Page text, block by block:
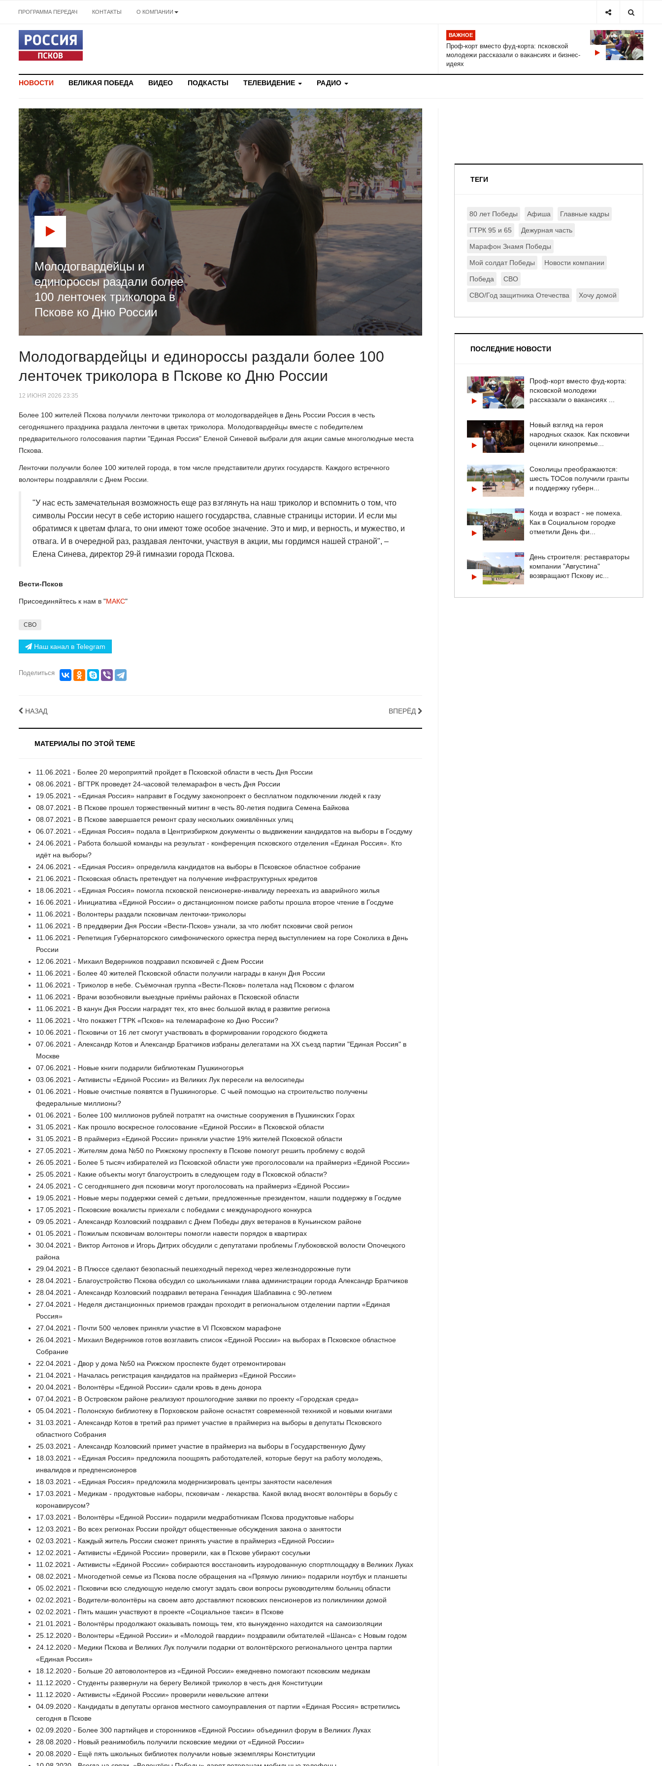
ПРОГРАММА ПЕРЕДАЧ КОНТАКТЫ О КОМПАНИИ
ВАЖНОЕ
Проф-корт вместо фуд-корта: псковской
молодежи рассказали о вакансиях и бизнес-
идеях
НОВОСТИ ВЕЛИКАЯ ПОБЕДА ВИДЕО ПОДКАСТЫ ТЕЛЕВИДЕНИЕ РАДИО
Молодогвардейцы и
единороссы раздали более
100 ленточек триколора в
Пскове ко Дню России
Молодогвардейцы и единороссы раздали более 100
ленточек триколора в Пскове ко Дню России
12 ИЮНЯ 2026 23:35
Более 100 жителей Пскова получили ленточки триколора от молодогвардейцев в День России Россия в честь
сегодняшнего праздника раздала ленточки в цветах триколора. Молодогвардейцы вместе с победителем
предварительного голосования партии "Единая Россия" Еленой Синевой выбрали для акции самые многолюдные места
Пскова.
Ленточки получили более 100 жителей города, в том числе представители других государств. Каждого встречного
волонтеры поздравляли с Днем России.
"У нас есть замечательная возможность еще раз взглянуть на наш триколор и вспомнить о том, что
символы России несут в себе историю нашего государства, славные страницы истории. И если мы
обратимся к цветам флага, то они имеют тоже особое значение. Это и мир, и верность, и мужество, и
отвага. И в очередной раз, раздавая ленточки, участвуя в акции, мы гордимся нашей страной", –
Елена Синева, директор 29-й гимназии города Пскова.
Вести-Псков
Присоединяйтесь к нам в "МАКС"
СВО
Наш канал в Telegram
Поделиться
НАЗАД ВПЕРЁД
МАТЕРИАЛЫ ПО ЭТОЙ ТЕМЕ
11.06.2021 - Более 20 мероприятий пройдет в Псковской области в честь Дня России
08.06.2021 - ВГТРК проведет 24-часовой телемарафон в честь Дня России
19.05.2021 - «Единая Россия» направит в Госдуму законопроект о бесплатном подключении людей к газу
08.07.2021 - В Пскове прошел торжественный митинг в честь 80-летия подвига Семена Байкова
08.07.2021 - В Пскове завершается ремонт сразу нескольких оживлённых улиц
06.07.2021 - «Единая Россия» подала в Центризбирком документы о выдвижении кандидатов на выборы в Госдуму
24.06.2021 - Работа большой команды на результат - конференция псковского отделения «Единая Россия». Кто
идёт на выборы?
24.06.2021 - «Единая Россия» определила кандидатов на выборы в Псковское областное собрание
21.06.2021 - Псковская область претендует на получение инфраструктурных кредитов
18.06.2021 - «Единая Россия» помогла псковской пенсионерке-инвалиду переехать из аварийного жилья
16.06.2021 - Инициатива «Единой России» о дистанционном поиске работы прошла второе чтение в Госдуме
11.06.2021 - Волонтеры раздали псковичам ленточки-триколоры
11.06.2021 - В преддверии Дня России «Вести-Псков» узнали, за что любят псковичи свой регион
11.06.2021 - Репетиция Губернаторского симфонического оркестра перед выступлением на горе Соколиха в День
России
12.06.2021 - Михаил Ведерников поздравил псковичей с Днем России
11.06.2021 - Более 40 жителей Псковской области получили награды в канун Дня России
11.06.2021 - Триколор в небе. Съёмочная группа «Вести-Псков» полетала над Псковом с флагом
11.06.2021 - Врачи возобновили выездные приёмы районах в Псковской области
11.06.2021 - В канун Дня России наградят тех, кто внес большой вклад в развитие региона
11.06.2021 - Что покажет ГТРК «Псков» на телемарафоне ко Дню России?
10.06.2021 - Псковичи от 16 лет смогут участвовать в формировании городского бюджета
07.06.2021 - Александр Котов и Александр Братчиков избраны делегатами на XX съезд партии "Единая Россия" в
Москве
07.06.2021 - Новые книги подарили библиотекам Пушкиногорья
03.06.2021 - Активисты «Единой России» из Великих Лук пересели на велосипеды
01.06.2021 - Новые очистные появятся в Пушкиногорье. С чьей помощью на строительство получены
федеральные миллионы?
01.06.2021 - Более 100 миллионов рублей потратят на очистные сооружения в Пушкинских Горах
31.05.2021 - Как прошло воскресное голосование «Единой России» в Псковской области
31.05.2021 - В праймериз «Единой России» приняли участие 19% жителей Псковской области
27.05.2021 - Жителям дома №50 по Рижскому проспекту в Пскове помогут решить проблему с водой
26.05.2021 - Более 5 тысяч избирателей из Псковской области уже проголосовали на праймериз «Единой России»
25.05.2021 - Какие объекты могут благоустроить в следующем году в Псковской области?
24.05.2021 - С сегодняшнего дня псковичи могут проголосовать на праймериз «Единой России»
19.05.2021 - Новые меры поддержки семей с детьми, предложенные президентом, нашли поддержку в Госдуме
17.05.2021 - Псковские вокалисты приехали с победами с международного конкурса
09.05.2021 - Александр Козловский поздравил с Днем Победы двух ветеранов в Куньинском районе
01.05.2021 - Пожилым псковичам волонтеры помогли навести порядок в квартирах
30.04.2021 - Виктор Антонов и Игорь Дитрих обсудили с депутатами проблемы Глубоковской волости Опочецкого
района
29.04.2021 - В Плюссе сделают безопасный пешеходный переход через железнодорожные пути
28.04.2021 - Благоустройство Пскова обсудил со школьниками глава администрации города Александр Братчиков
28.04.2021 - Александр Козловский поздравил ветерана Геннадия Шаблавина с 90-летием
27.04.2021 - Неделя дистанционных приемов граждан проходит в региональном отделении партии «Единая
Россия»
27.04.2021 - Почти 500 человек приняли участие в VI Псковском марафоне
26.04.2021 - Михаил Ведерников готов возглавить список «Единой России» на выборах в Псковское областное
Собрание
22.04.2021 - Двор у дома №50 на Рижском проспекте будет отремонтирован
21.04.2021 - Началась регистрация кандидатов на праймериз «Единой России»
20.04.2021 - Волонтёры «Единой России» сдали кровь в день донора
07.04.2021 - В Островском районе реализуют прошлогодние заявки по проекту «Городская среда»
05.04.2021 - Полонскую библиотеку в Порховском районе оснастят современной техникой и новыми книгами
31.03.2021 - Александр Котов в третий раз примет участие в праймериз на выборы в депутаты Псковского
областного Собрания
25.03.2021 - Александр Козловский примет участие в праймериз на выборы в Государственную Думу
18.03.2021 - «Единая Россия» предложила поощрять работодателей, которые берут на работу молодежь,
инвалидов и предпенсионеров
18.03.2021 - «Единая Россия» предложила модернизировать центры занятости населения
17.03.2021 - Медикам - продуктовые наборы, псковичам - лекарства. Какой вклад вносят волонтёры в борьбу с
коронавирусом?
17.03.2021 - Волонтёры «Единой России» подарили медработникам Пскова продуктовые наборы
12.03.2021 - Во всех регионах России пройдут общественные обсуждения закона о занятости
02.03.2021 - Каждый житель России сможет принять участие в праймериз «Единой России»
12.02.2021 - Активисты «Единой России» проверили, как в Пскове убирают сосульки
11.02.2021 - Активисты «Единой России» собираются восстановить изуродованную спортплощадку в Великих Луках
08.02.2021 - Многодетной семье из Пскова после обращения на «Прямую линию» подарили ноутбук и планшеты
05.02.2021 - Псковичи всю следующую неделю смогут задать свои вопросы руководителям больниц области
02.02.2021 - Водители-волонтёры на своем авто доставляют псковских пенсионеров из поликлиники домой
02.02.2021 - Пять машин участвуют в проекте «Социальное такси» в Пскове
21.01.2021 - Волонтёры продолжают оказывать помощь тем, кто вынужденно находится на самоизоляции
25.12.2020 - Волонтеры «Единой России» и «Молодой гвардии» поздравили обитателей «Шанса» с Новым годом
24.12.2020 - Медики Пскова и Великих Лук получили подарки от волонтёрского регионального центра партии
«Единая Россия»
18.12.2020 - Больше 20 автоволонтеров из «Единой России» ежедневно помогают псковским медикам
11.12.2020 - Студенты развернули на берегу Великой триколор в честь дня Конституции
11.12.2020 - Активисты «Единой России» проверили невельские аптеки
04.09.2020 - Кандидаты в депутаты органов местного самоуправления от партии «Единая Россия» встретились
сегодня в Пскове
02.09.2020 - Более 300 партийцев и сторонников «Единой России» объединил форум в Великих Луках
28.08.2020 - Новый реанимобиль получили псковские медики от «Единой России»
20.08.2020 - Ещё пять школьных библиотек получили новые экземпляры Конституции
ТЕГИ
80 лет Победы Афиша Главные кадры
ГТРК 95 и 65 Дежурная часть
Марафон Знамя Победы
Мой солдат Победы Новости компании
Победа СВО
СВО/Год защитника Отечества Хочу домой
ПОСЛЕДНИЕ НОВОСТИ
Проф-корт вместо фуд-корта:
псковской молодежи
рассказали о вакансиях ...
Новый взгляд на героя
народных сказок. Как псковичи
оценили кинопремье...
Соколицы преображаются:
шесть ТОСов получили гранты
и поддержку губерн...
Когда и возраст - не помеха.
Как в Социальном городке
отметили День фи...
День строителя: реставраторы
компании "Августина"
возвращают Пскову ис...